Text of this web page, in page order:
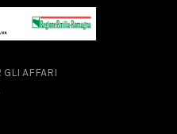
AFFARI